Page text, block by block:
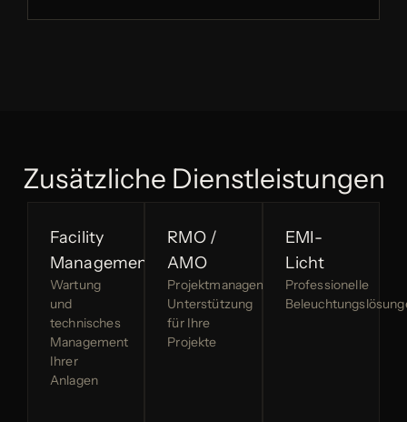
Zusätzliche Dienstleistungen
Facility
Management
Wartung
und
technisches
Management
Ihrer
Anlagen
RMO /
AMO
Projektmanagement-
Unterstützung
für Ihre
Projekte
EMI-
Licht
Professionelle